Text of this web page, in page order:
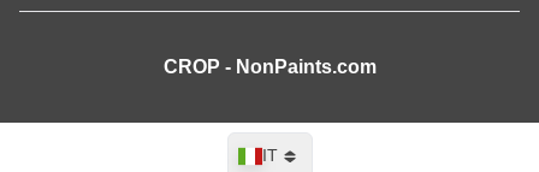
CROP - NonPaints.com
Lingua
IT